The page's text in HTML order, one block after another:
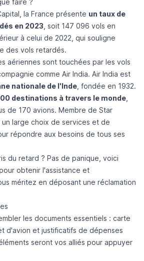
faire ?
, la France présente un taux de
en 2023 , soit 147 096 vols en
à celui de 2022, qui souligne
des vols retardés.
aériennes sont touchées par les vols
comme Air India. Air India est
nationale de l'Inde , fondée en 1932.
destinations à travers le monde
de 170 avions. Membre de Star
large choix de services et de
répondre aux besoins de tous ses
du retard ? Pas de panique, voici
obtenir l'assistance et
méritez en déposant une réclamation
les documents essentiels : carte
d'avion et justificatifs de dépenses
seront vos alliés pour appuyer